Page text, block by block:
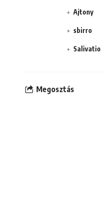
Ajtony
sbirro
Salivatio
Megosztás